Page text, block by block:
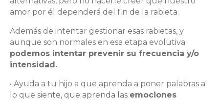
amor por él dependerá del fin de la rabieta.
Además de intentar gestionar esas rabietas, y
aunque son normales en esa etapa evolutiva
podemos intentar prevenir su frecuencia y/o
intensidad.
• Ayuda a tu hijo a que aprenda a poner palabras a
lo que siente, que aprenda las emociones